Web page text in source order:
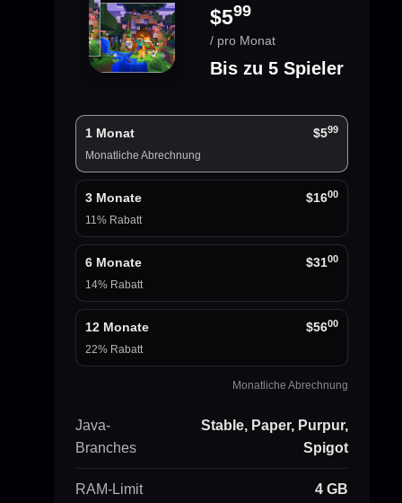
$599
/ pro Monat
Bis zu 5 Spieler
1 Monat $599
Monatliche Abrechnung
3 Monate $1600
11% Rabatt
6 Monate $3100
14% Rabatt
12 Monate $5600
22% Rabatt
Monatliche Abrechnung
Java-
Branches
Stable, Paper, Purpur,
Spigot
RAM-Limit 4 GB